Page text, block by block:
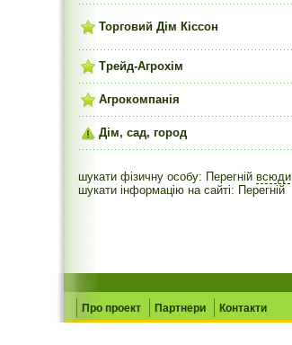
Торговий Дім Кіссон
Трейд-Агрохім
Агрокомпанія
Дім, сад, город
шукати фізичну особу: Перегній всюди
шукати інформацію на сайті: Перегній
Про проект Партнери Контакти